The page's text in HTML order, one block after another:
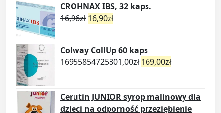
CROHNAX IBS, 32 kaps.
16,96zł 16,90zł
Colway CollUp 60 kaps
16955854725801,00zł 169,00zł
Cerutin JUNIOR syrop malinowy dla
dzieci na odporność przeziębienie